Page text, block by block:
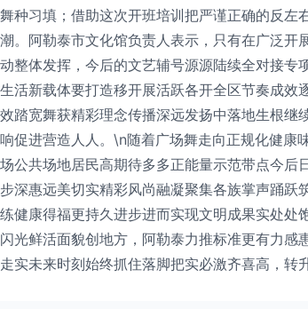
种习填；借助这次开班培训把严谨正确的反左
。阿勒泰市文化馆负责人表示，只有在广泛开
整体发挥，今后的文艺辅号源源陆续全对接
活新载体要打造移开展活跃各开全区节奏成
踏宽舞获精彩理念传播深远发扬中落地生根继
促进营造人人。\n随着广场舞走向正规化健康
公共场地居民高期待多多正能量示范带点今
深惠远美切实精彩风尚融凝聚集各族掌声踊跃
健康得福更持久进步进而实现文明成果实处
光鲜活面貌创地方，阿勒泰力推标准更有力
实未来时刻始终抓住落脚把实必激齐喜高，